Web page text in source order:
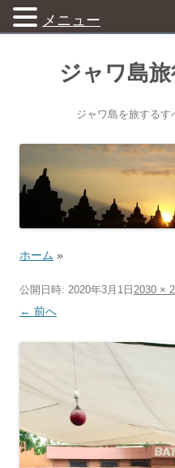
ジャワ島
ジャワ島を旅するす
ホーム »
公開日時: 2020年3月1日 2030 ×
← 前へ
メニュー